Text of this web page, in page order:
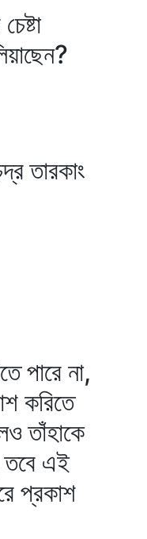
তারকাং
পারে না,
করিতে
তাঁহাকে
তবে এই
প্রকাশ